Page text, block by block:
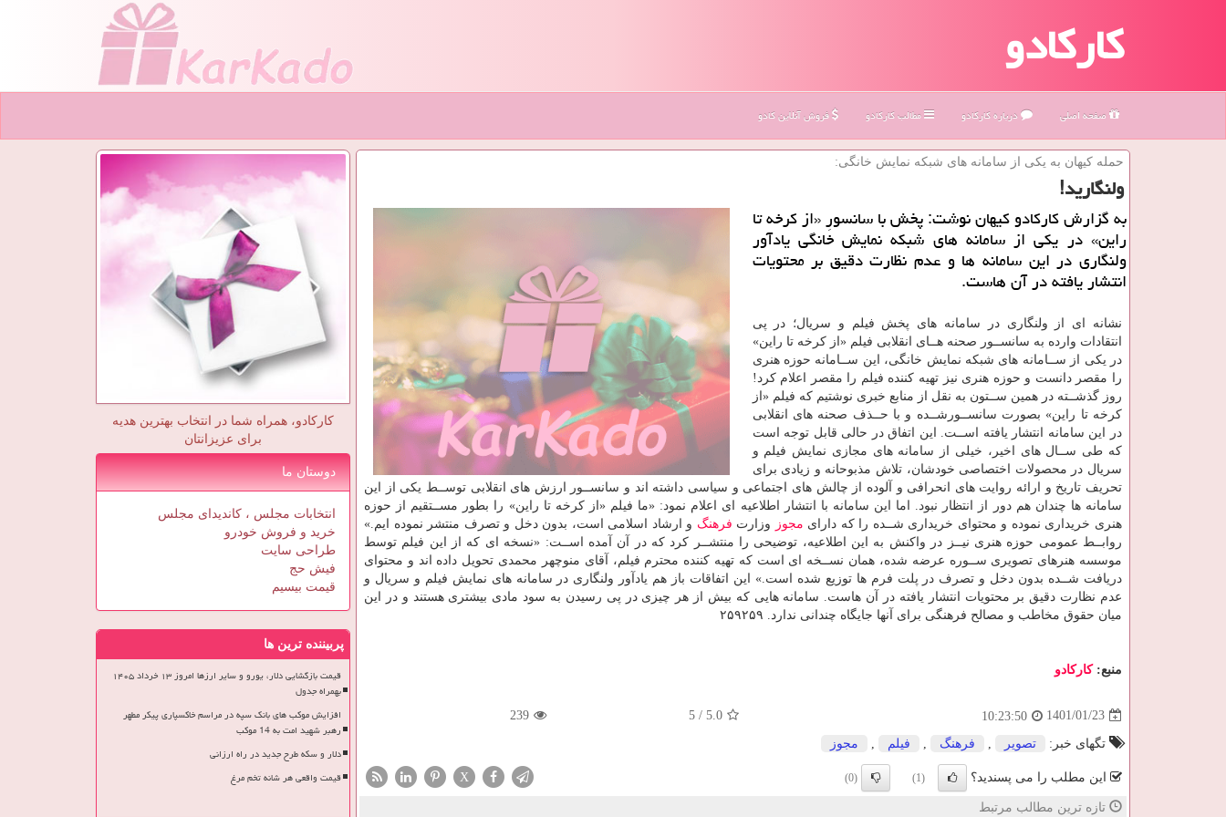
کارکادو
صفحه اصلی درباره كاركادو مطالب كاركادو فروش آنلاین کادو
حمله كیهان به یكی از سامانه های شبكه نمایش خانگی:
ولنگارید!
به گزارش کارکادو کیهان نوشت: پخش با سانسورِ «از کرخه تا
راین» در یکی از سامانه های شبکه نمایش خانگی یادآور
ولنگاری در این سامانه ها و عدم نظارت دقیق بر محتویات
انتشار یافته در آن هاست.
نشانه ای از ولنگاری در سامانه های پخش فیلم و سریال؛ در پی
انتقادات وارده به سانســور صحنه هــای انقلابی فیلم «از کرخه تا راین»
در یکی از ســامانه های شبکه نمایش خانگی، این ســامانه حوزه هنری
را مقصر دانست و حوزه هنری نیز تهیه کننده فیلم را مقصر اعلام کرد!
روز گذشــته در همین ســتون به نقل از منابع خبری نوشتیم که فیلم «از
کرخه تا راین» بصورت سانســورشــده و با حــذف صحنه های انقلابی
در این سامانه انتشار یافته اســت. این اتفاق در حالی قابل توجه است
که طی ســال های اخیر، خیلی از سامانه های مجازی نمایش فیلم و
سریال در محصولات اختصاصی خودشان، تلاش مذبوحانه و زیادی برای
تحریف تاریخ و ارائه روایت های انحرافی و آلوده از چالش های اجتماعی و سیاسی داشته اند و سانســور ارزش های انقلابی توســط یکی از این
سامانه ها چندان هم دور از انتظار نبود. اما این سامانه با انتشار اطلاعیه ای اعلام نمود: «ما فیلم «از کرخه تا راین» را بطور مســتقیم از حوزه
هنری خریداری نموده و محتوای خریداری شــده را که دارای مجوز وزارت فرهنگ و ارشاد اسلامی است، بدون دخل و تصرف منتشر نموده ایم.»
روابــط عمومی حوزه هنری نیــز در واکنش به این اطلاعیه، توضیحی را منتشــر کرد که در آن آمده اســت: «نسخه ای که از این فیلم توسط
موسسه هنرهای تصویری ســوره عرضه شده، همان نســخه ای است که تهیه کننده محترم فیلم، آقای منوچهر محمدی تحویل داده اند و محتوای
دریافت شــده بدون دخل و تصرف در پلت فرم ها توزیع شده است.» این اتفاقات باز هم یادآور ولنگاری در سامانه های نمایش فیلم و سریال و
عدم نظارت دقیق بر محتویات انتشار یافته در آن هاست. سامانه هایی که بیش از هر چیزی در پی رسیدن به سود مادی بیشتری هستند و در این
میان حقوق مخاطب و مصالح فرهنگی برای آنها جایگاه چندانی ندارد. ۲۵۹۲۵۹
منبع:كاركادو
1401/01/23
10:23:50
5.0
/
5
239
تگهای خبر: تصویر فرهنگ فیلم مجوز
این مطلب را می پسندید؟ (1)
(0)
X
تازه ترین مطالب مرتبط
کارکادو، همراه شما در انتخاب بهترین هدیه
برای عزیزانتان
دوستان ما
انتخابات مجلس ، کاندیدای مجلس
خرید و فروش خودرو
طراحی سایت
فیش حج
قیمت بیسیم
پربیننده ترین ها
قیمت بازگشایی دلار، یورو و سایر ارزها امروز ۱۳ خرداد ۱۴۰۵
بهمراه جدول
افزایش موکب های بانک سپه در مراسم خاکسپاری پیکر مطهر
رهبر شهید امت به 14 موکب
دلار و سکه طرح جدید در راه ارزانی
قیمت واقعی هر شانه تخم مرغ